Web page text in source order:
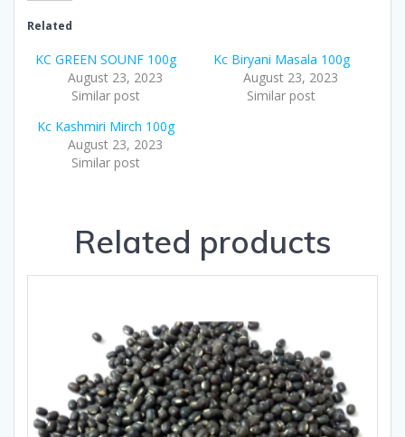
Related
KC GREEN SOUNF 100g
August 23, 2023
Similar post
Kc Biryani Masala 100g
August 23, 2023
Similar post
Kc Kashmiri Mirch 100g
August 23, 2023
Similar post
Related products